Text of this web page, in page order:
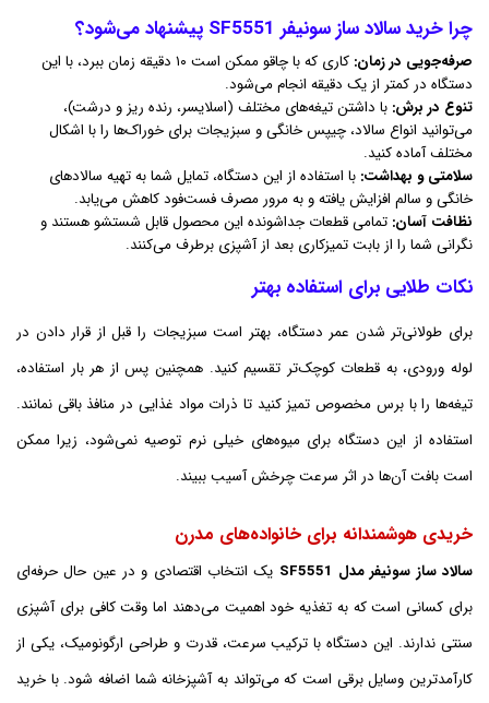
چرا خرید سالاد ساز سونیفر SF5551 پیشنهاد می‌شود؟
صرفه‌جویی در زمان:
کاری که با چاقو ممکن است ۱۰ دقیقه زمان ببرد، با این
دستگاه در کمتر از یک دقیقه انجام می‌شود.
تنوع در برش: با داشتن تیغه‌های مختلف (اسلایسر، رنده ریز و درشت)،
می‌توانید انواع سالاد، چیپس خانگی و سبزیجات برای خوراک‌ها را با اشکال
مختلف آماده کنید.
سلامتی و بهداشت: با استفاده از این دستگاه، تمایل شما به تهیه سالادهای
خانگی و سالم افزایش یافته و به مرور مصرف فست‌فود کاهش می‌یابد.
نظافت آسان: تمامی قطعات جداشونده این محصول قابل شستشو هستند و
نگرانی شما را از بابت تمیزکاری بعد از آشپزی برطرف می‌کنند.
نکات طلایی برای استفاده بهتر
برای طولانی‌تر شدن عمر دستگاه، بهتر است سبزیجات را قبل از قرار دادن در
لوله ورودی، به قطعات کوچک‌تر تقسیم کنید. همچنین پس از هر بار استفاده،
تیغه‌ها را با برس مخصوص تمیز کنید تا ذرات مواد غذایی در منافذ باقی نمانند.
استفاده از این دستگاه برای میوه‌های خیلی نرم توصیه نمی‌شود، زیرا ممکن
است بافت آن‌ها در اثر سرعت چرخش آسیب ببیند.
خریدی هوشمندانه برای خانواده‌های مدرن
سالاد ساز سونیفر مدل SF5551
یک انتخاب اقتصادی و در عین حال حرفه‌ای
برای کسانی است که به تغذیه خود اهمیت می‌دهند اما وقت کافی برای آشپزی
سنتی ندارند. این دستگاه با ترکیب سرعت، قدرت و طراحی ارگونومیک، یکی از
کارآمدترین وسایل برقی است که می‌تواند به آشپزخانه شما اضافه شود. با خرید